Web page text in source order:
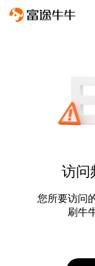
访问
您所要访问
刷牛